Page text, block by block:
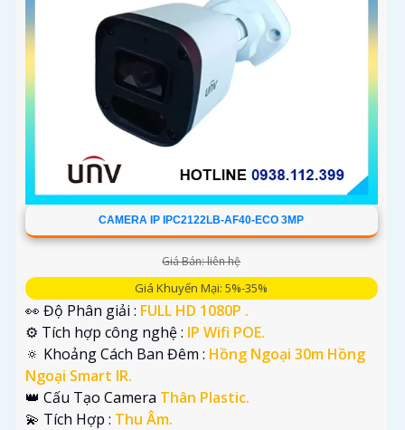
CAMERA IP IPC2122LB-AF40-ECO 3MP
Giá Bán: liên hệ
Giá Khuyến Mại: 5%-35%
👀 Độ Phân giải : FULL HD 1080P .
⚙ Tích hợp công nghệ : IP Wifi POE.
🔅 Khoảng Cách Ban Đêm : Hồng Ngoại 30m Hồng
Ngoại Smart IR.
👑 Cấu Tạo Camera Thân Plastic.
️💫 Tích Hợp : Thu Âm.